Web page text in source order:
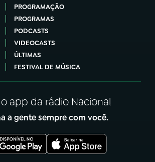
PROGRAMAÇÃO
PROGRAMAS
PODCASTS
VIDEOCASTS
ÚLTIMAS
FESTIVAL DE MÚSICA
o app da rádio Nacional
a gente sempre com você.